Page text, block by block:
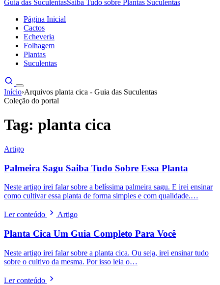
Guia das SuculentasSaiba Tudo sobre Plantas Suculentas
Página Inicial
Cactos
Echeveria
Folhagem
Plantas
Suculentas
Início›Arquivos planta cica - Guia das Suculentas
Coleção do portal
Tag: planta cica
Artigo
Palmeira Sagu Saiba Tudo Sobre Essa Planta
Neste artigo irei falar sobre a belíssima palmeira sagu. E irei ensinar
como cultivar essa planta de forma simples e com qualidade.…
Ler conteúdo Artigo
Planta Cica Um Guia Completo Para Você
Neste artigo irei falar sobre a planta cica. Ou seja, irei ensinar tudo
sobre o cultivo da mesma. Por isso leia o…
Ler conteúdo